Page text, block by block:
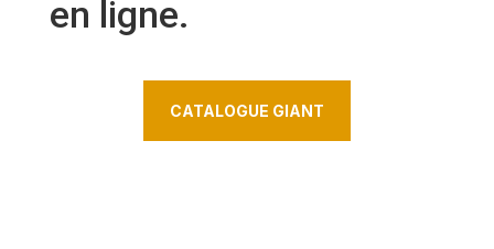
en ligne.
CATALOGUE GIANT